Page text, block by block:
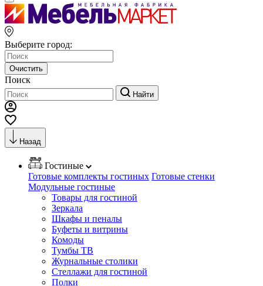
Выберите город:
Очистить
Поиск
Найти
Назад
Гостиные
Готовые комплекты гостиных Готовые стенки
Модульные гостиные
Товары для гостиной
Зеркала
Шкафы и пеналы
Буфеты и витрины
Комоды
Тумбы ТВ
Журнальные столики
Стеллажи для гостиной
Полки